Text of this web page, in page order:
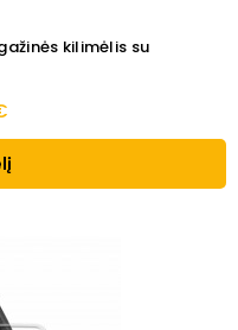
kilimėlis su